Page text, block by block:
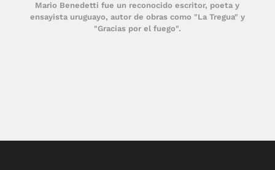
Mario Benedetti fue un reconocido escritor, poeta y
ensayista uruguayo, autor de obras como "La Tregua" y
"Gracias por el fuego".